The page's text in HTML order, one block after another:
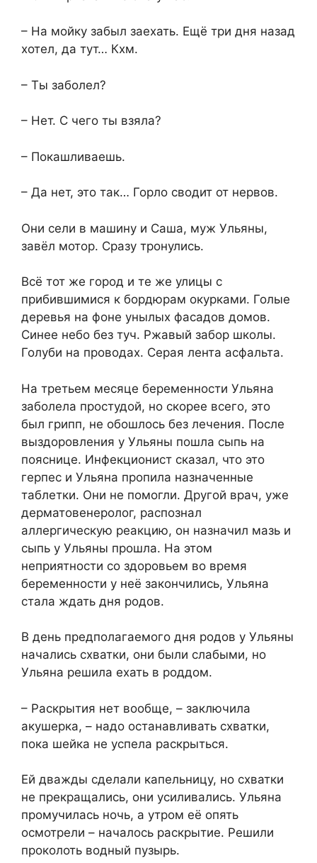
– На мойку забыл заехать. Ещё три дня назад
хотел, да тут… Кхм.
– Ты заболел?
– Нет. С чего ты взяла?
– Покашливаешь.
– Да нет, это так… Горло сводит от нервов.
Они сели в машину и Саша, муж Ульяны,
завёл мотор. Сразу тронулись.
Всё тот же город и те же улицы с
прибившимися к бордюрам окурками. Голые
деревья на фоне унылых фасадов домов.
Синее небо без туч. Ржавый забор школы.
Голуби на проводах. Серая лента асфальта.
На третьем месяце беременности Ульяна
заболела простудой, но скорее всего, это
был грипп, не обошлось без лечения. После
выздоровления у Ульяны пошла сыпь на
пояснице. Инфекционист сказал, что это
герпес и Ульяна пропила назначенные
таблетки. Они не помогли. Другой врач, уже
дерматовенеролог, распознал
аллергическую реакцию, он назначил мазь и
сыпь у Ульяны прошла. На этом
неприятности со здоровьем во время
беременности у неё закончились, Ульяна
стала ждать дня родов.
В день предполагаемого дня родов у Ульяны
начались схватки, они были слабыми, но
Ульяна решила ехать в роддом.
– Раскрытия нет вообще, – заключила
акушерка, – надо останавливать схватки,
пока шейка не успела раскрыться.
Ей дважды сделали капельницу, но схватки
не прекращались, они усиливались. Ульяна
промучилась ночь, а утром её опять
осмотрели – началось раскрытие. Решили
проколоть водный пузырь.